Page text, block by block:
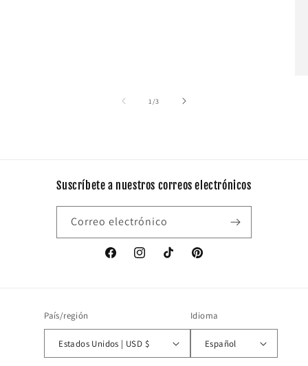
1 /de
3
Suscríbete a nuestros correos electrónicos
Correo electrónico
FacebookInstagramTikTok Pinterest
País/región
Estados Unidos | USD $
Idioma
Español